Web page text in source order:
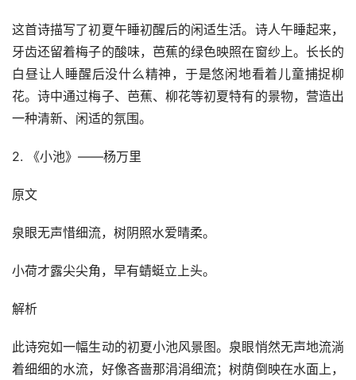
这首诗描写了初夏午睡初醒后的闲适生活。诗人午睡起来，
牙齿还留着梅子的酸味，芭蕉的绿色映照在窗纱上。长长的
白昼让人睡醒后没什么精神，于是悠闲地看着儿童捕捉柳
花。诗中通过梅子、芭蕉、柳花等初夏特有的景物，营造出
一种清新、闲适的氛围。
2. 《小池》——杨万里
原文
泉眼无声惜细流，树阴照水爱晴柔。
小荷才露尖尖角，早有蜻蜓立上头。
解析
此诗宛如一幅生动的初夏小池风景图。泉眼悄然无声地流淌
着细细的水流，好像吝啬那涓涓细流；树荫倒映在水面上，